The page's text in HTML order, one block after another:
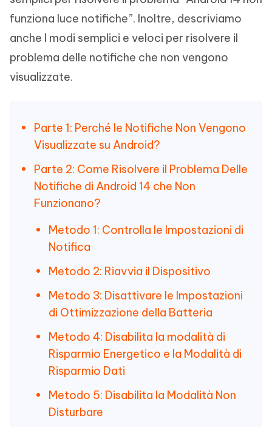
funziona luce notifiche”. Inoltre, descriviamo
anche I modi semplici e veloci per risolvere il
problema delle notifiche che non vengono
visualizzate.
Parte 1: Perché le Notifiche Non Vengono
Visualizzate su Android?
Parte 2: Come Risolvere il Problema Delle
Notifiche di Android 14 che Non
Funzionano?
Metodo 1: Controlla le Impostazioni di
Notifica
Metodo 2: Riavvia il Dispositivo
Metodo 3: Disattivare le Impostazioni
di Ottimizzazione della Batteria
Metodo 4: Disabilita la modalità di
Risparmio Energetico e la Modalità di
Risparmio Dati
Metodo 5: Disabilita la Modalità Non
Disturbare